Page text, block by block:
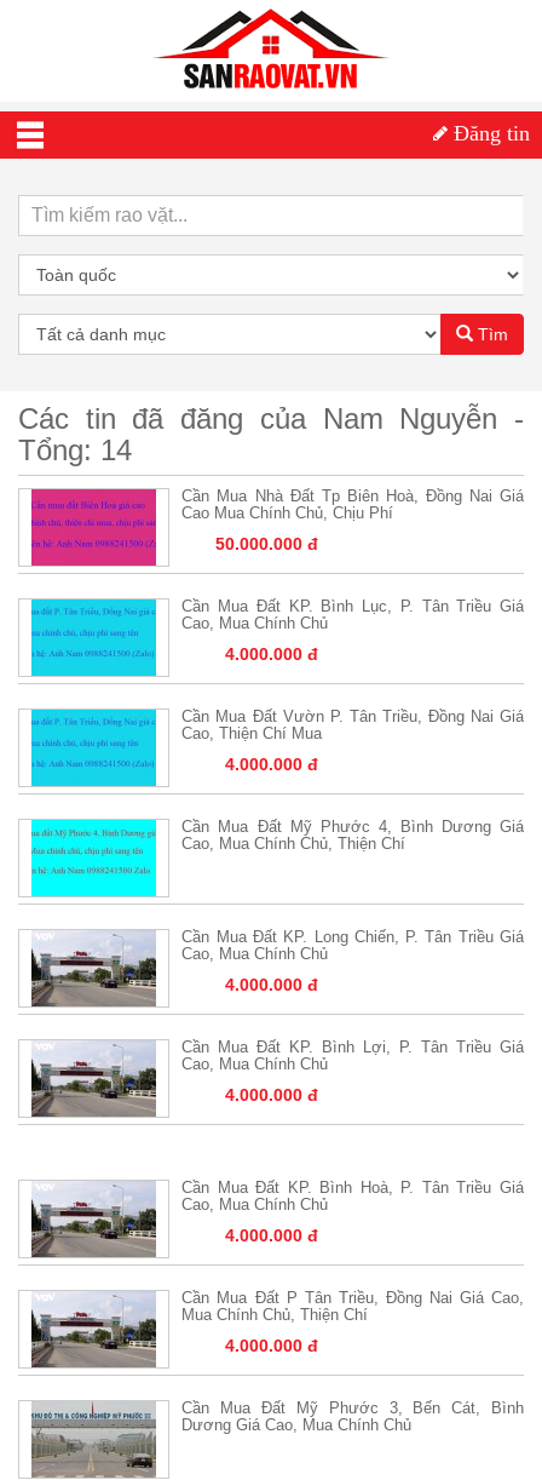
Đăng tin
Tìm
Các tin đã đăng của Nam Nguyễn -
Tổng: 14
Cần Mua Nhà Đất Tp Biên Hoà, Đồng Nai Giá
Cao Mua Chính Chủ, Chịu Phí
50.000.000 đ
Cần Mua Đất KP. Bình Lục, P. Tân Triều Giá
Cao, Mua Chính Chủ
4.000.000 đ
Cần Mua Đất Vườn P. Tân Triều, Đồng Nai Giá
Cao, Thiện Chí Mua
4.000.000 đ
Cần Mua Đất Mỹ Phước 4, Bình Dương Giá
Cao, Mua Chính Chủ, Thiện Chí
Cần Mua Đất KP. Long Chiến, P. Tân Triều Giá
Cao, Mua Chính Chủ
4.000.000 đ
Cần Mua Đất KP. Bình Lợi, P. Tân Triều Giá
Cao, Mua Chính Chủ
4.000.000 đ
Cần Mua Đất KP. Bình Hoà, P. Tân Triều Giá
Cao, Mua Chính Chủ
4.000.000 đ
Cần Mua Đất P Tân Triều, Đồng Nai Giá Cao,
Mua Chính Chủ, Thiện Chí
4.000.000 đ
Cần Mua Đất Mỹ Phước 3, Bến Cát, Bình
Dương Giá Cao, Mua Chính Chủ